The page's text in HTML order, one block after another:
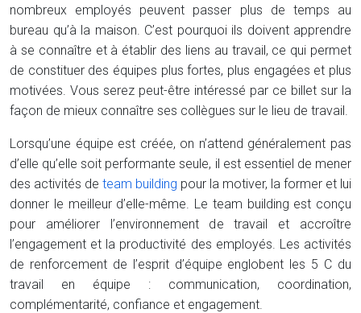
nombreux employés peuvent passer plus de temps au
bureau qu’à la maison. C’est pourquoi ils doivent apprendre
à se connaître et à établir des liens au travail, ce qui permet
de constituer des équipes plus fortes, plus engagées et plus
motivées. Vous serez peut-être intéressé par ce billet sur la
façon de mieux connaître ses collègues sur le lieu de travail.
Lorsqu’une équipe est créée, on n’attend généralement pas
d’elle qu’elle soit performante seule, il est essentiel de mener
des activités de team building pour la motiver, la former et lui
donner le meilleur d’elle-même. Le team building est conçu
pour améliorer l’environnement de travail et accroître
l’engagement et la productivité des employés. Les activités
de renforcement de l’esprit d’équipe englobent les 5 C du
travail en équipe : communication, coordination,
complémentarité, confiance et engagement.